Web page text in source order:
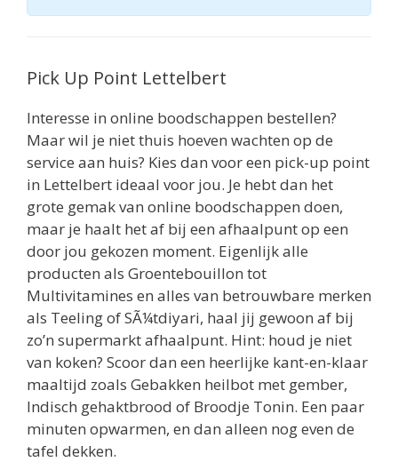
Pick Up Point Lettelbert
Interesse in online boodschappen bestellen?
Maar wil je niet thuis hoeven wachten op de
service aan huis? Kies dan voor een pick-up point
in Lettelbert ideaal voor jou. Je hebt dan het
grote gemak van online boodschappen doen,
maar je haalt het af bij een afhaalpunt op een
door jou gekozen moment. Eigenlijk alle
producten als Groentebouillon tot
Multivitamines en alles van betrouwbare merken
als Teeling of SÃ¼tdiyari, haal jij gewoon af bij
zo’n supermarkt afhaalpunt. Hint: houd je niet
van koken? Scoor dan een heerlijke kant-en-klaar
maaltijd zoals Gebakken heilbot met gember,
Indisch gehaktbrood of Broodje Tonin. Een paar
minuten opwarmen, en dan alleen nog even de
tafel dekken.